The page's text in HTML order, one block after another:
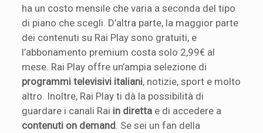
ha un costo mensile che varia a seconda del tipo
di piano che scegli. D’altra parte, la maggior parte
dei contenuti su Rai Play sono gratuiti, e
l’abbonamento premium costa solo 2,99€ al
mese. Rai Play offre un’ampia selezione di
programmi televisivi italiani, notizie, sport e molto
altro. Inoltre, Rai Play ti dà la possibilità di
guardare i canali Rai in diretta e di accedere a
contenuti on demand . Se sei un fan della